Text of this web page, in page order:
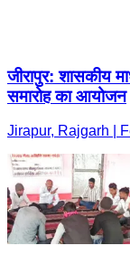
जीरापुर: शासकीय
समारोह का आयोजन
Jirapur, Rajgarh |